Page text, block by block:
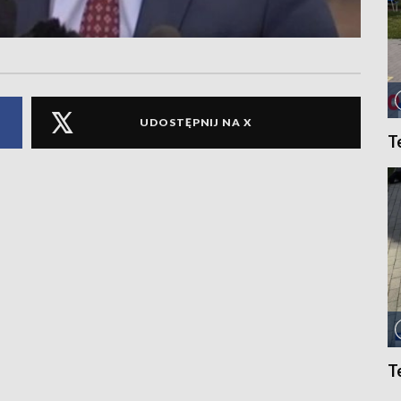
UDOSTĘPNIJ NA X